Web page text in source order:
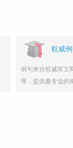
权威
例句来自权威英文
等，提供最专业的